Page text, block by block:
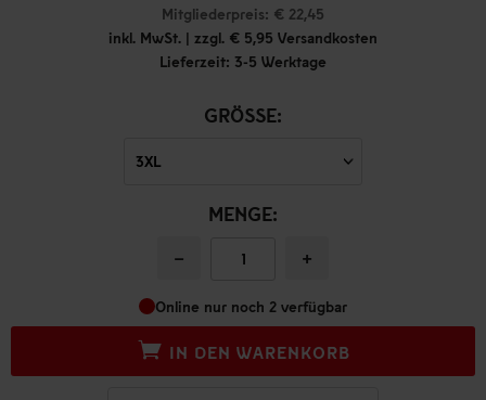
Mitgliederpreis: € 22,45
inkl. MwSt. | zzgl. € 5,95 Versandkosten
Lieferzeit: 3-5 Werktage
GRÖSSE:
MENGE:
− +
Online nur noch 2 verfügbar
IN DEN WARENKORB